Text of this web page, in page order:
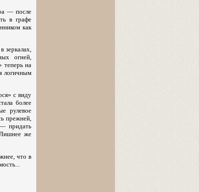
— после
в графе
как
зеркалах,
огней,
теперь на
логичным
с виду
более
рулевое
прежней,
придать
Лишнее же
что в